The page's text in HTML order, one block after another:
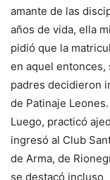
amante de las
años de vida, ella
pidió que la
en aquel entonces,
padres decidieron
de Patinaje Leones.
Luego, practicó
ingresó al Club
de Arma, de
se destacó incluso